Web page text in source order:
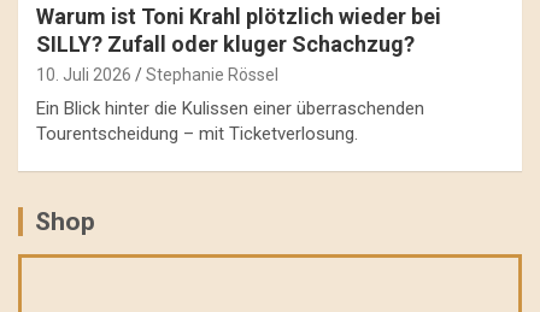
Warum ist Toni Krahl plötzlich wieder bei
SILLY? Zufall oder kluger Schachzug?
10. Juli 2026 Stephanie Rössel
Ein Blick hinter die Kulissen einer überraschenden
Tourentscheidung – mit Ticketverlosung.
Shop